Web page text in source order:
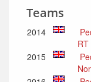
Teams
2014
2015